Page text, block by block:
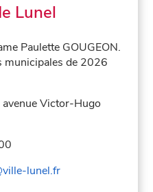
Lunel
Paulette GOUGEON.
municipales de 2026
Victor-Hugo
lunel.fr